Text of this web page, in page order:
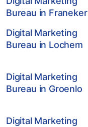
Bureau in Franeker
Digital Marketing
Bureau in Lochem
Digital Marketing
Bureau in Groenlo
Digital Marketing